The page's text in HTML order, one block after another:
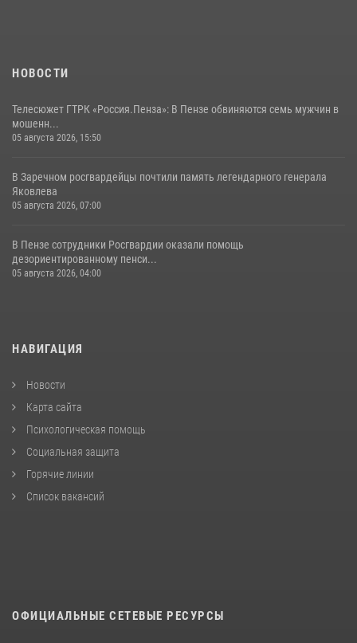
НОВОСТИ
Телесюжет ГТРК «Россия.Пенза»: В Пензе обвиняются семь мужчин в
мошенн...
05 августа 2026, 15:50
В Заречном росгвардейцы почтили память легендарного генерала
Яковлева
05 августа 2026, 07:00
В Пензе сотрудники Росгвардии оказали помощь
дезориентированному пенси...
05 августа 2026, 04:00
НАВИГАЦИЯ
Новости
Карта сайта
Психологическая помощь
Социальная защита
Горячие линии
Список вакансий
ОФИЦИАЛЬНЫЕ СЕТЕВЫЕ РЕСУРСЫ